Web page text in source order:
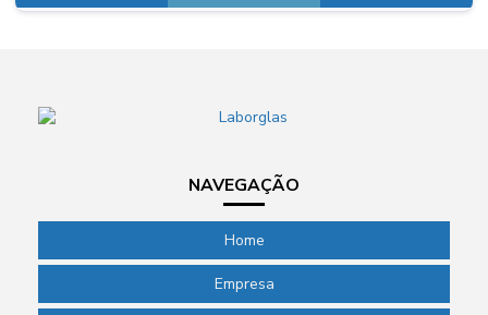
NAVEGAÇÃO
Home
Empresa